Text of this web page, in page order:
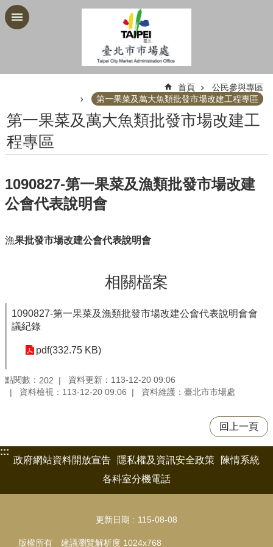
跳到主要內容區塊
首頁
公民參與專區
第一果菜及萬大魚類批發市場改建工程專區
第一果菜及萬大魚類批發市場改建工
程專區
1090827-第一果菜及漁類批發市場改建
公會代表說明會
漁果批發市場改建公會代表說明會
相關檔案
1090827-第一果菜及漁類批發市場改建公會代表說明會會
議紀錄
pdf(332.75 KB)
點閱數： 202
資料更新：113-12-20 09:06
資料檢視：113-12-20 09:06
資料維護：臺北市市場處
回上一頁
:::
政府網站資料開放宣告
隱私權及資訊安全政策
陳情系統
各科室分機電話
更新日期 115-08-08
版權所有 建議瀏覽解析度 1024x768